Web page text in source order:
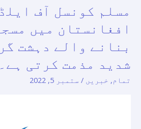
خیال
کیا
مسلم کونسل آف
افغانستان میں
بنانے والے دہشت
شدید مذمت کرتی ہے۔
تمام, خبریں / ستمبر 5, 2022
آف
ایلڈرز-
افغانستان